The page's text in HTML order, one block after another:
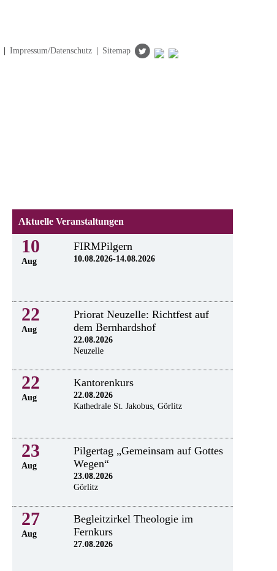
Impressum/Datenschutz Sitemap
Aktuelle Veranstaltungen
10
Aug
FIRMPilgern
10.08.2026-14.08.2026
22
Aug
Priorat Neuzelle: Richtfest auf
dem Bernhardshof
22.08.2026
Neuzelle
22
Aug
Kantorenkurs
22.08.2026
Kathedrale St. Jakobus, Görlitz
23
Aug
Pilgertag „Gemeinsam auf Gottes
Wegen“
23.08.2026
Görlitz
27
Aug
Begleitzirkel Theologie im
Fernkurs
27.08.2026